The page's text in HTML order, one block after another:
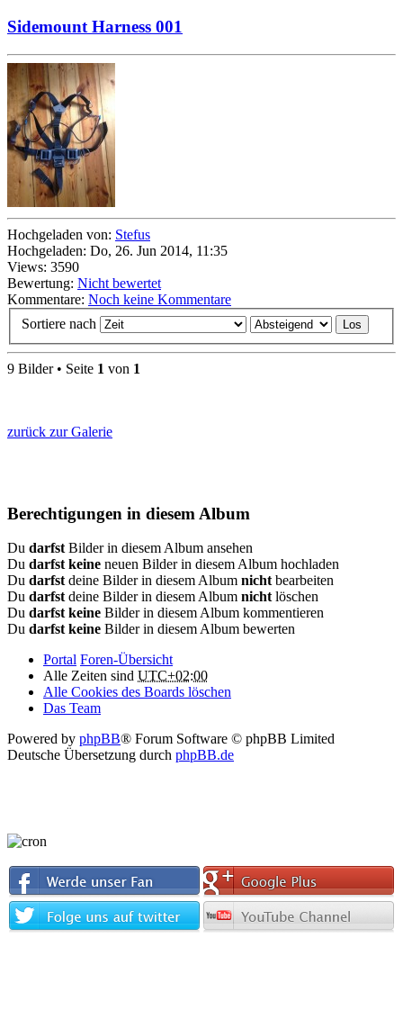
Sidemount Harness 001
Hochgeladen von: Stefus
Hochgeladen: Do, 26. Jun 2014, 11:35
Views: 3590
Bewertung: Nicht bewertet
Kommentare: Noch keine Kommentare
Sortiere nach
9 Bilder • Seite 1 von 1
zurück zur Galerie
Berechtigungen in diesem Album
Du darfst Bilder in diesem Album ansehen
Du darfst keine neuen Bilder in diesem Album hochladen
Du darfst deine Bilder in diesem Album nicht bearbeiten
Du darfst deine Bilder in diesem Album nicht löschen
Du darfst keine Bilder in diesem Album kommentieren
Du darfst keine Bilder in diesem Album bewerten
Portal Foren-Übersicht
Alle Zeiten sind UTC+02:00
Alle Cookies des Boards löschen
Das Team
Powered by phpBB® Forum Software © phpBB Limited
Deutsche Übersetzung durch phpBB.de